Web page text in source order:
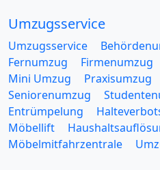
Umzugsservice
Umzugsservice
Fernumzug
Firmenumzug
Mini Umzug
Praxisumzug
Seniorenumzug
Entrümpelung
Möbellift
Möbelmitfahrzentrale